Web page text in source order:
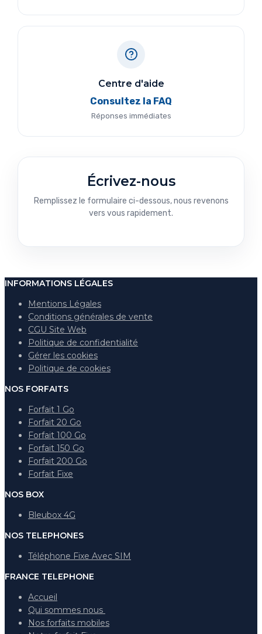
Centre d'aide
Consultez la FAQ
Réponses immédiates
Écrivez-nous
Remplissez le formulaire ci-dessous, nous revenons
vers vous rapidement.
INFORMATIONS LÉGALES
Mentions Légales
Conditions générales de vente
CGU Site Web
Politique de confidentialité
Gérer les cookies
Politique de cookies
NOS FORFAITS
Forfait 1 Go
Forfait 20 Go
Forfait 100 Go
Forfait 150 Go
Forfait 200 Go
Forfait Fixe
NOS BOX
Bleubox 4G
NOS TELEPHONES
Téléphone Fixe Avec SIM
FRANCE TELEPHONE
Accueil
Qui sommes nous
Nos forfaits mobiles